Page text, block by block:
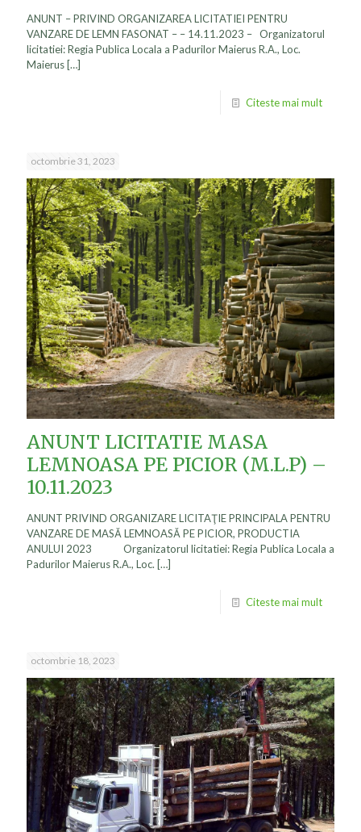
ANUNT – PRIVIND ORGANIZAREA LICITATIEI PENTRU
VANZARE DE LEMN FASONAT – – 14.11.2023 – Organizatorul
licitatiei: Regia Publica Locala a Padurilor Maierus R.A., Loc.
Maierus[…]
Citeste mai mult
octombrie 31, 2023
ANUNT LICITATIE MASA
LEMNOASA PE PICIOR (M.L.P) –
10.11.2023
ANUNT PRIVIND ORGANIZARE LICITAŢIE PRINCIPALA PENTRU
VANZARE DE MASĂ LEMNOASĂ PE PICIOR, PRODUCTIA
ANULUI 2023 Organizatorul licitatiei: Regia Publica Locala a
Padurilor Maierus R.A., Loc. […]
Citeste mai mult
octombrie 18, 2023